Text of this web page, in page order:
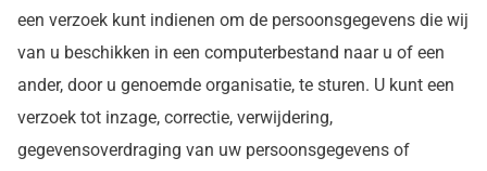
een verzoek kunt indienen om de persoonsgegevens die wij
van u beschikken in een computerbestand naar u of een
ander, door u genoemde organisatie, te sturen. U kunt een
verzoek tot inzage, correctie, verwijdering,
gegevensoverdraging van uw persoonsgegevens of